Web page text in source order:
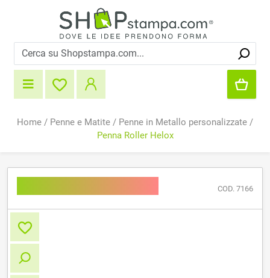
Home / Penne e Matite / Penne in Metallo personalizzate /
Penna Roller Helox
COD. 7166